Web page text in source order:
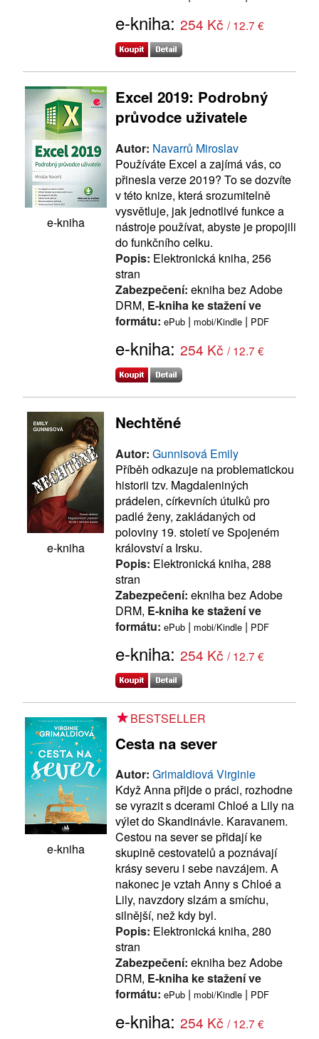
e-kniha: 254 Kč / 12.7 €
e-kniha
Excel 2019: Podrobný
průvodce uživatele
Autor: Navarrů Miroslav
Používáte Excel a zajímá vás, co
přinesla verze 2019? To se dozvíte
v této knize, která srozumitelně
vysvětluje, jak jednotlivé funkce a
nástroje používat, abyste je propojili
do funkčního celku.
Popis: Elektronická kniha, 256
stran
Zabezpečení: ekniha bez Adobe
DRM, E-kniha ke stažení ve
formátu: ePub | mobi/Kindle | PDF
e-kniha: 254 Kč / 12.7 €
e-kniha
Nechtěné
Autor: Gunnisová Emily
Příběh odkazuje na problematickou
historii tzv. Magdaleniných
prádelen, církevních útulků pro
padlé ženy, zakládaných od
poloviny 19. století ve Spojeném
království a Irsku.
Popis: Elektronická kniha, 288
stran
Zabezpečení: ekniha bez Adobe
DRM, E-kniha ke stažení ve
formátu: ePub | mobi/Kindle | PDF
e-kniha: 254 Kč / 12.7 €
e-kniha
BESTSELLER
Cesta na sever
Autor: Grimaldiová Virginie
Když Anna přijde o práci, rozhodne
se vyrazit s dcerami Chloé a Lily na
výlet do Skandinávie. Karavanem.
Cestou na sever se přidají ke
skupině cestovatelů a poznávají
krásy severu i sebe navzájem. A
nakonec je vztah Anny s Chloé a
Lily, navzdory slzám a smíchu,
silnější, než kdy byl.
Popis: Elektronická kniha, 280
stran
Zabezpečení: ekniha bez Adobe
DRM, E-kniha ke stažení ve
formátu: ePub | mobi/Kindle | PDF
e-kniha: 254 Kč / 12.7 €